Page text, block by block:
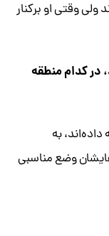
ولی وقتی او برکنار
در کدام منطقه
به
وضع مناسبی